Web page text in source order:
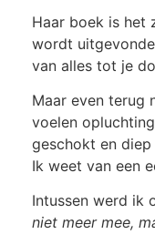
Haar boek is het
wordt
van alles tot je
Maar even terug
voelen
geschokt en
Ik weet van een
Intussen werd ik
niet meer mee,